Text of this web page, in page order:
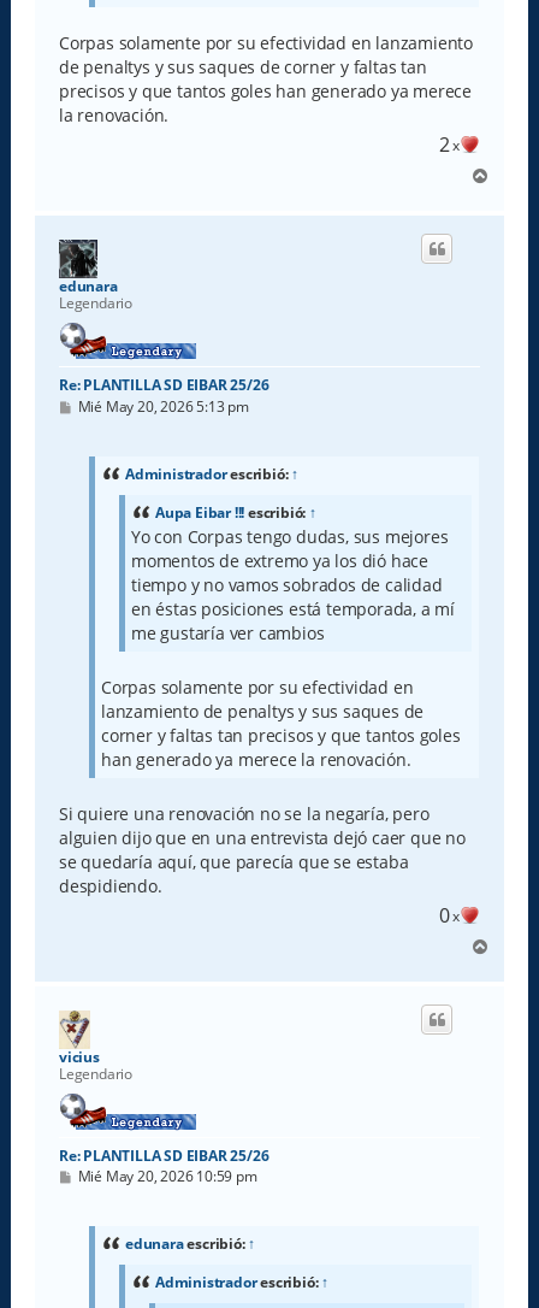
Corpas solamente por su efectividad en lanzamiento
de penaltys y sus saques de corner y faltas tan
precisos y que tantos goles han generado ya merece
la renovación.
2x
r
edunara
Legendario
Re: PLANTILLA SD EIBAR 25/26
M
Mié May 20, 2026 5:13 pm
Administradorescribió:↑
Aupa Eibar !!!escribió: ↑
Yo con Corpas tengo dudas, sus mejores
momentos de extremo ya los dió hace
tiempo y no vamos sobrados de calidad
en éstas posiciones está temporada, a mí
me gustaría ver cambios
Corpas solamente por su efectividad en
lanzamiento de penaltys y sus saques de
corner y faltas tan precisos y que tantos goles
han generado ya merece la renovación.
Si quiere una renovación no se la negaría, pero
alguien dijo que en una entrevista dejó caer que no
se quedaría aquí, que parecía que se estaba
despidiendo.
0x
r
vicius
Legendario
Re: PLANTILLA SD EIBAR 25/26
M
Mié May 20, 2026 10:59 pm
edunaraescribió:↑
Administradorescribió:↑